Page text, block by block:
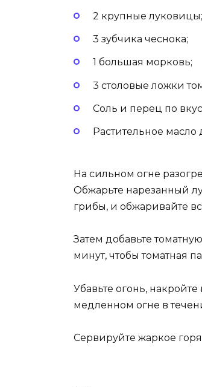
2 крупные луковицы;
3 зубчика чеснока;
1 большая морковь;
3 столовые ложки
Соль и перец по
Растительное масло
На сильном огне
Обжарьте нарезанный
грибы, и обжаривайте
Затем добавьте
минут, чтобы томатная
Убавьте огонь,
медленном огне в
Сервируйте жаркое